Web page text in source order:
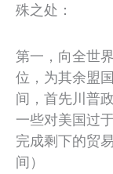
殊之处：
第一，向全世
位，为其余盟
间，首先川普
一些对美国过
完成剩下的贸
间）